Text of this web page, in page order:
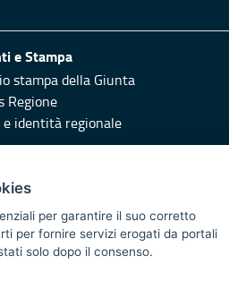
e Stampa
stampa della Giunta
Regione
e identità regionale
di pubblicazione
XI
per garantire il suo corretto
per fornire servizi erogati da portali
solo dopo il consenso.